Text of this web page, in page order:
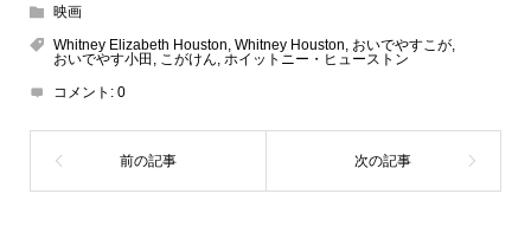
a
d
s
n
e
o
k
映画
Whitney Elizabeth Houston Whitney Houston おいでやすこが,
おいでやす小田
こがけん ホイットニー・ヒューストン
コメント: 0